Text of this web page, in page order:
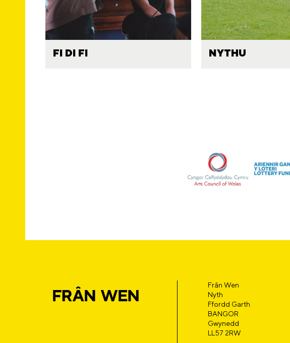
FI DI FI NYTHU
Frân Wen
Nyth
Ffordd Garth
BANGOR
Gwynedd
LL57 2RW